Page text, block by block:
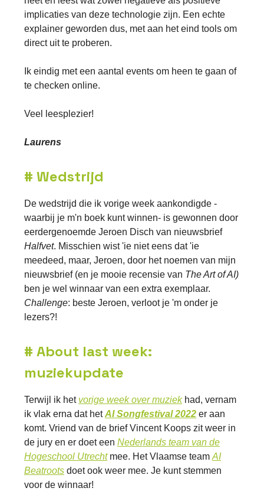
implicaties van deze technologie zijn. Een echte
explainer geworden dus, met aan het eind tools om
direct uit te proberen.
Ik eindig met een aantal events om heen te gaan of
te checken online.
Veel leesplezier!
Laurens
# Wedstrijd
De wedstrijd die ik vorige week aankondigde -
waarbij je m'n boek kunt winnen- is gewonnen door
eerdergenoemde Jeroen Disch van nieuwsbrief
Halfvet. Misschien wist 'ie niet eens dat 'ie
meedeed, maar, Jeroen, door het noemen van mijn
nieuwsbrief (en je mooie recensie van The Art of AI)
ben je wel winnaar van een extra exemplaar.
Challenge: beste Jeroen, verloot je 'm onder je
lezers?!
# About last week:
muziekupdate
Terwijl ik het vorige week over muziekhad, vernam
ik vlak erna dat hetAI Songfestival 2022 er aan
komt. Vriend van de brief Vincent Koops zit weer in
de jury en er doet een Nederlands team van de
Hogeschool Utrechtmee. Het Vlaamse team AI
Beatroots doet ook weer mee. Je kunt stemmen
voor de winnaar!